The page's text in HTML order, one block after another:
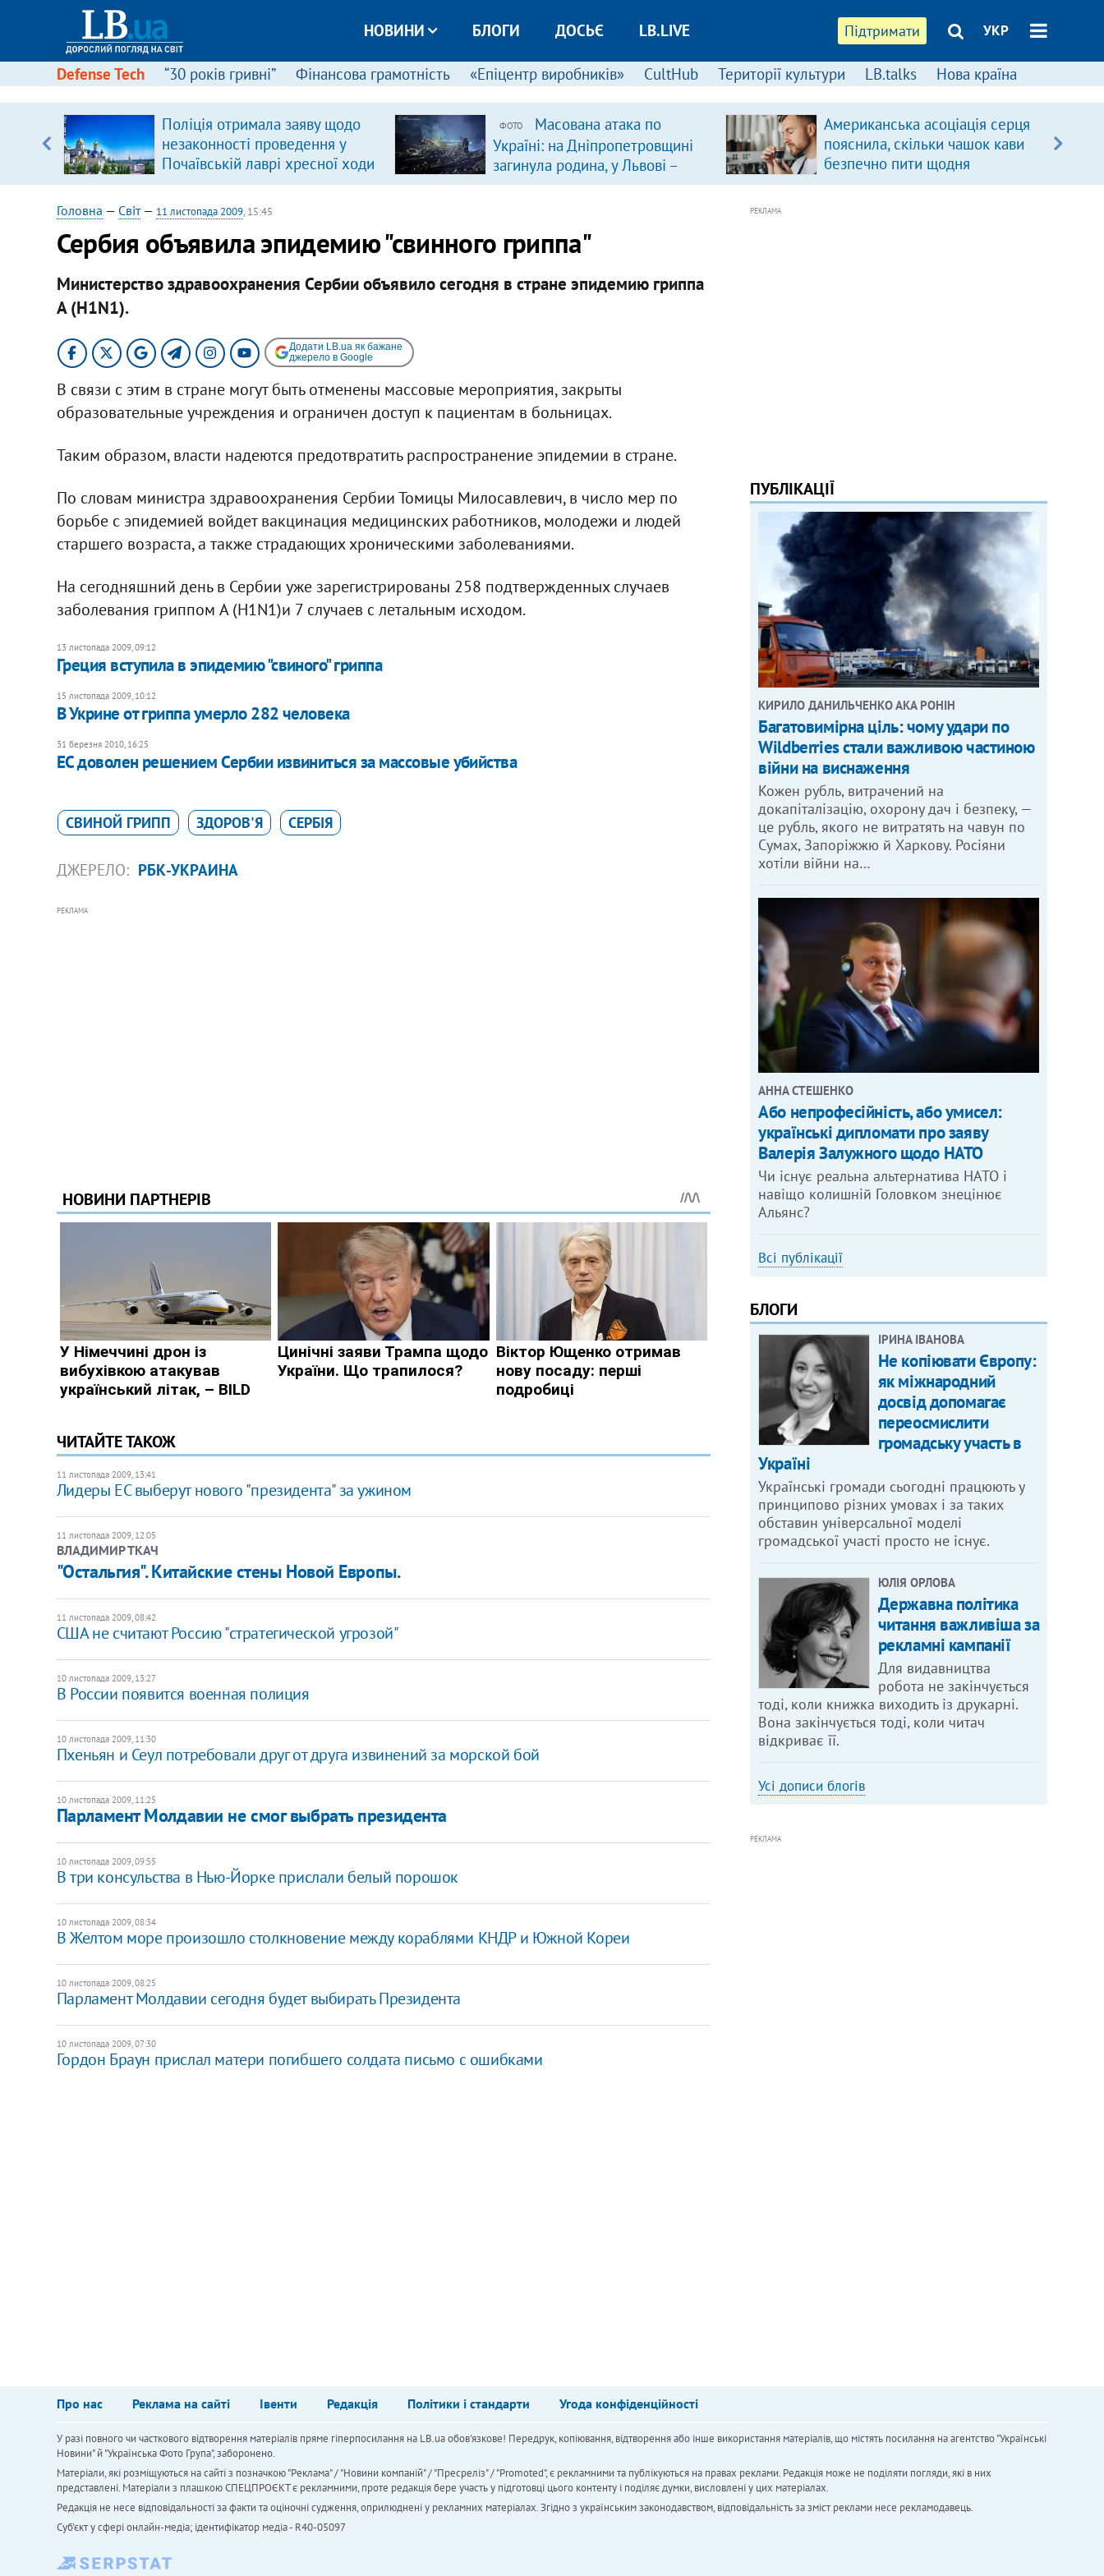
Підтримати УКР
НОВИНИ БЛОГИ ДОСЬЄ LB.LIVE
Defense Tech “30 років гривні” Фінансова грамотність «Епіцентр виробників» CultHub Території культури LB.talks Нова країна
Поліція отримала заяву щодо
незаконності проведення у
Почаївській лаврі хресної ходи
ФОТО
Масована атака по
Україні: на Дніпропетровщині
загинула родина, у Львові –
удар по багатоповерхівках
Американська асоціація серця
пояснила, скільки чашок кави
безпечно пити щодня
Головна — Світ— 11 листопада 2009, 15:45
Сербия объявила эпидемию "свинного гриппа"
Министерство здравоохранения Сербии объявило сегодня в стране эпидемию гриппа
A (H1N1).
Додати LB.ua як бажане
джерело в Google
В связи с этим в стране могут быть отменены массовые мероприятия, закрыты
образовательные учреждения и ограничен доступ к пациентам в больницах.
Таким образом, власти надеются предотвратить распространение эпидемии в стране.
По словам министра здравоохранения Сербии Томицы Милосавлевич, в число мер по
борьбе с эпидемией войдет вакцинация медицинских работников, молодежи и людей
старшего возраста, а также страдающих хроническими заболеваниями.
На сегодняшний день в Сербии уже зарегистрированы 258 подтвержденных случаев
заболевания гриппом A (H1N1)и 7 случаев с летальным исходом.
13 листопада 2009, 09:12
Греция вступила в эпидемию "свиного" гриппа
15 листопада 2009, 10:12
В Укрине от гриппа умерло 282 человека
31 березня 2010, 16:25
ЕС доволен решением Сербии извиниться за массовые убийства
СВИНОЙ ГРИПП ЗДОРОВ'Я СЕРБІЯ
ДЖЕРЕЛО: РБК-УКРАИНА
РЕКЛАМА
ЧИТАЙТЕ ТАКОЖ
11 листопада 2009, 13:41
Лидеры ЕС выберут нового "президента" за ужином
11 листопада 2009, 12:05
ВЛАДИМИР ТКАЧ
"Остальгия". Китайские стены Новой Европы.
11 листопада 2009, 08:42
США не считают Россию "стратегической угрозой"
10 листопада 2009, 13:27
В России появится военная полиция
10 листопада 2009, 11:30
Пхеньян и Сеул потребовали друг от друга извинений за морской бой
10 листопада 2009, 11:25
Парламент Молдавии не смог выбрать президента
10 листопада 2009, 09:55
В три консульства в Нью-Йорке прислали белый порошок
10 листопада 2009, 08:34
В Желтом море произошло столкновение между кораблями КНДР и Южной Кореи
10 листопада 2009, 08:25
Парламент Молдавии сегодня будет выбирать Президента
10 листопада 2009, 07:30
Гордон Браун прислал матери погибшего солдата письмо с ошибками
РЕКЛАМА
ПУБЛІКАЦІЇ
КИРИЛО ДАНИЛЬЧЕНКО АКА РОНІН
Багатовимірна ціль: чому удари по
Wildberries стали важливою частиною
війни на виснаження
Кожен рубль, витрачений на
докапіталізацію, охорону дач і безпеку, —
це рубль, якого не витратять на чавун по
Сумах, Запоріжжю й Харкову. Росіяни
хотіли війни на…
АННА СТЕШЕНКО
Або непрофесійність, або умисел:
українські дипломати про заяву
Валерія Залужного щодо НАТО
Чи існує реальна альтернатива НАТО і
навіщо колишній Головком знецінює
Альянс?
Всі публікації
БЛОГИ
ІРИНА ІВАНОВА
Не копіювати Європу:
як міжнародний
досвід допомагає
переосмислити
громадську участь в
Україні
Українські громади сьогодні працюють у
принципово різних умовах і за таких
обставин універсальної моделі
громадської участі просто не існує.
ЮЛІЯ ОРЛОВА
Державна політика
читання важливіша за
рекламні кампанії
Для видавництва
робота не закінчується
тоді, коли книжка виходить із друкарні.
Вона закінчується тоді, коли читач
відкриває її.
Усі дописи блогів
РЕКЛАМА
Про нас Реклама на сайті Івенти Редакція Політики і стандарти Угода конфіденційності
У разі повного чи часткового відтворення матеріалів пряме гіперпосилання на LB.ua обов'язкове! Передрук, копіювання, відтворення або інше використання матеріалів, що містять посилання на агентство "Українськi
Новини" й "Українська Фото Група", заборонено.
Матеріали, які розміщуються на сайті з позначкою "Реклама" / "Новини компаній" / "Пресреліз" / "Promoted", є рекламними та публікуються на правах реклами. Редакція може не поділяти погляди, які в них
представлені. Матеріали з плашкою СПЕЦПРОЄКТ є рекламними, проте редакція бере участь у підготовці цього контенту і поділяє думки, висловлені у цих матеріалах.
Редакція не несе відповідальності за факти та оціночні судження, оприлюднені у рекламних матеріалах. Згідно з українським законодавством, відповідальність за зміст реклами несе рекламодавець.
Cуб'єкт у сфері онлайн-медіа; ідентифікатор медіа - R40-05097